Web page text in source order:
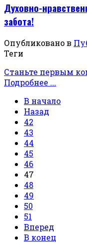
Духовно-
забота!
Опубликовано в
Теги
Станьте первым
Подробнее ...
В начало
Назад
42
43
44
45
46
47
48
49
50
51
Вперед
В конец